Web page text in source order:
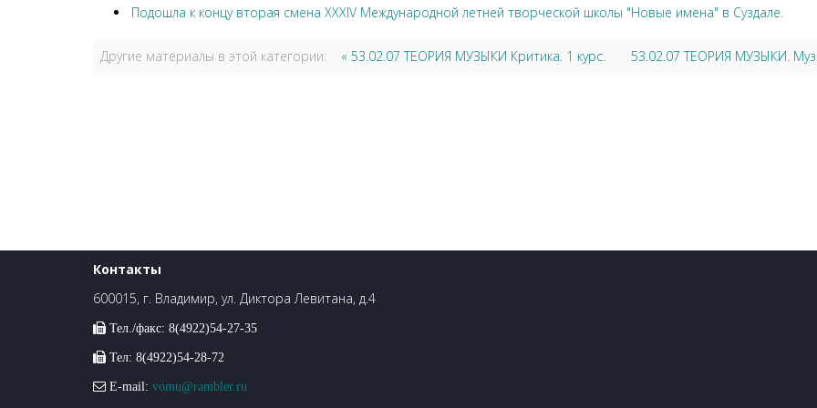
Подошла к концу вторая смена XXXIV Международной летней творческой школы "Новые имена" в Суздале.
Другие материалы в этой категории: « 53.02.07 ТЕОРИЯ МУЗЫКИ Критика. 1 курс. 53.02.07 ТЕОРИЯ МУЗЫКИ.
Контакты
600015, г. Владимир, ул. Диктора Левитана, д.4
Тел./факс: 8(4922)54-27-35
Тел: 8(4922)54-28-72
E-mail: vomu@rambler.ru